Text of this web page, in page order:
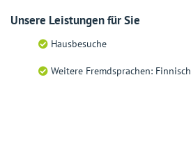
Unsere Leistungen für Sie
Hausbesuche
Weitere Fremdsprachen: Finnisch